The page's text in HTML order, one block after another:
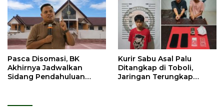
Pasca Disomasi, BK
Akhirnya Jadwalkan
Sidang Pendahuluan
Kurir Sabu Asal Palu
Ditangkap di Toboli,
Jaringan Terungkap